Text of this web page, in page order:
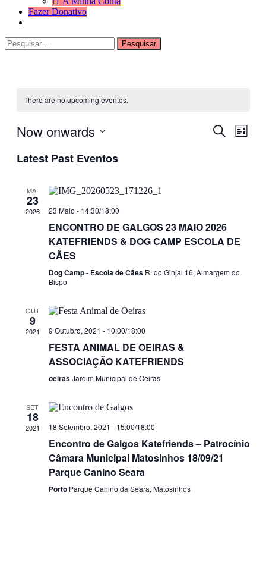
Fazer Donativo
Search
Pesquisar
por:
There are no upcoming eventos.
Eventos
Pesquisar
Lista
Now onwards
data
Latest Past Eventos
MAI
23
2026 23 Maio - 14:30/18:00
ENCONTRO DE GALGOS 23 MAIO 2026
KATEFRIENDS & DOG CAMP ESCOLA DE
CÃES
Dog Camp - Escola de Cães R. do Ginjal 16, Almargem do
Bispo
OUT
9
2021 9 Outubro, 2021 - 10:00/18:00
FESTA ANIMAL DE OEIRAS &
ASSOCIAÇÃO KATEFRIENDS
oeirasJardim Municipal de Oeiras
SET
18
2021 18 Setembro, 2021 - 15:00/18:00
Encontro de Galgos Katefriends – Patrocínio
Câmara Municipal Matosinhos 18/09/21
Parque Canino Seara
Porto Parque Canino da Seara, Matosinhos